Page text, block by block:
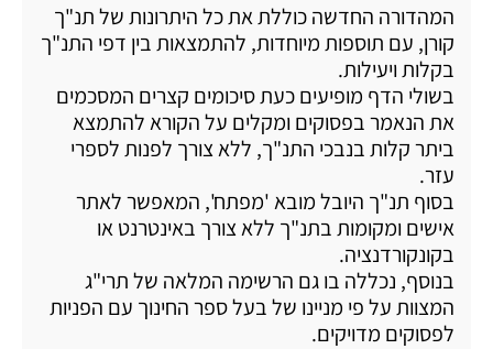
המהדורה החדשה כוללת את כל היתרונות של תנ"ך
קורן, עם תוספות מיוחדות, להתמצאות בין דפי התנ"ך
בקלות ויעילות.
בשולי הדף מופיעים כעת סיכומים קצרים המסכמים
את הנאמר בפסוקים ומקלים על הקורא להתמצא
ביתר קלות בנבכי התנ"ך, ללא צורך לפנות לספרי
עזר.
בסוף תנ"ך היובל מובא 'מפתח', המאפשר לאתר
אישים ומקומות בתנ"ך ללא צורך באינטרנט או
בקונקורדנציה.
בנוסף, נכללה בו גם הרשימה המלאה של תרי"ג
המצוות על פי מניינו של בעל ספר החינוך עם הפניות
לפסוקים מדויקים.